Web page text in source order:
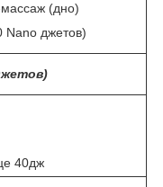
(дно)
Nano джетов)
40дж